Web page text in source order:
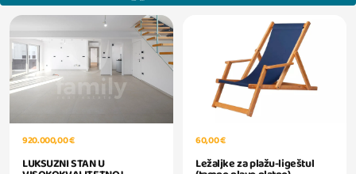
920.000,00 €
LUKSUZNI STAN U
60,00 €
Ležaljke za plažu-ligeštul